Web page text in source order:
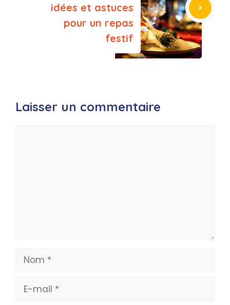
idées et astuces
pour un repas
festif
Laisser un commentaire
Nom
mail